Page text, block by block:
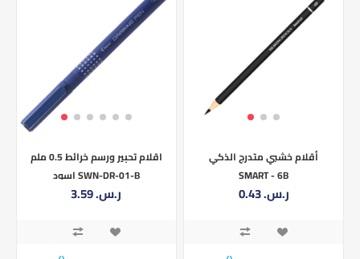
اقلام تحبير ورسم خرائط 0.5 ملم
اسود SWN-DR-01-B
3.59 ر.س.‏
أقلام خشبي متدرج الذكي
SMART - 6B
0.43 ر.س.‏